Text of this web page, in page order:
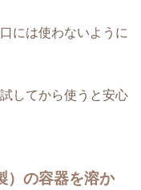
には使わないように
してから使うと安心
）の容器を溶か